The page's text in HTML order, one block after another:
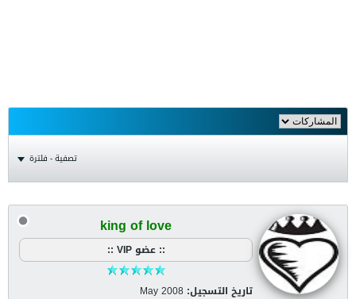
تصفية - فلترة
king of love
:: عضو VIP ::
تاريخ التسجيل: May 2008